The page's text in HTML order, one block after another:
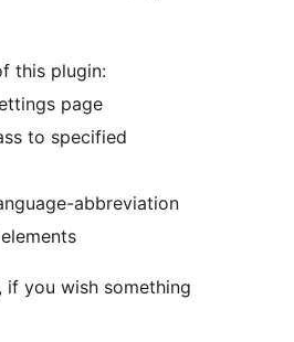
this plugin:
page
to specified
abbreviation
if you wish something